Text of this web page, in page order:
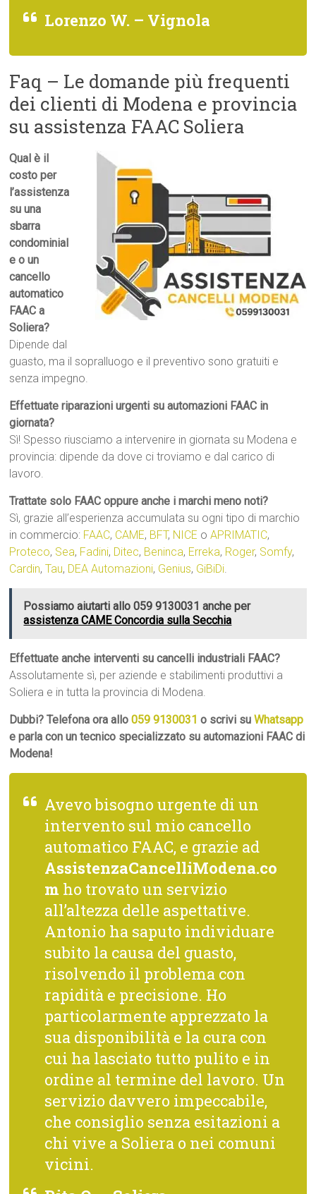
Lorenzo W. – Vignola
Faq – Le domande più frequenti
dei clienti di Modena e provincia
su assistenza FAAC Soliera
Qual è il
costo per
l’assistenza
su una
sbarra
condominial
e o un
cancello
automatico
FAAC a
Soliera?
Dipende dal
guasto, ma il sopralluogo e il preventivo sono gratuiti e
senza impegno.
Effettuate riparazioni urgenti su automazioni FAAC in
giornata?
Sì! Spesso riusciamo a intervenire in giornata su Modena e
provincia: dipende da dove ci troviamo e dal carico di
lavoro.
Trattate solo FAAC oppure anche i marchi meno noti?
Sì, grazie all’esperienza accumulata su ogni tipo di marchio
in commercio: FAAC, CAME, BFT, NICE oAPRIMATIC,
Proteco, Sea, Fadini, Ditec, Beninca, Erreka, Roger, Somfy,
Cardin,Tau, DEA Automazioni, Genius, GiBiDi.
Possiamo aiutarti allo 059 9130031 anche per
assistenza CAME Concordia sulla Secchia
Effettuate anche interventi su cancelli industriali FAAC?
Assolutamente sì, per aziende e stabilimenti produttivi a
Soliera e in tutta la provincia di Modena.
Dubbi? Telefona ora allo059 9130031 o scrivi suWhatsapp
e parla con un tecnico specializzato su automazioni FAAC di
Modena!
Avevo bisogno urgente di un
intervento sul mio cancello
automatico FAAC, e grazie ad
AssistenzaCancelliModena.co
m ho trovato un servizio
all’altezza delle aspettative.
Antonio ha saputo individuare
subito la causa del guasto,
risolvendo il problema con
rapidità e precisione. Ho
particolarmente apprezzato la
sua disponibilità e la cura con
cui ha lasciato tutto pulito e in
ordine al termine del lavoro. Un
servizio davvero impeccabile,
che consiglio senza esitazioni a
chi vive a Soliera o nei comuni
vicini.